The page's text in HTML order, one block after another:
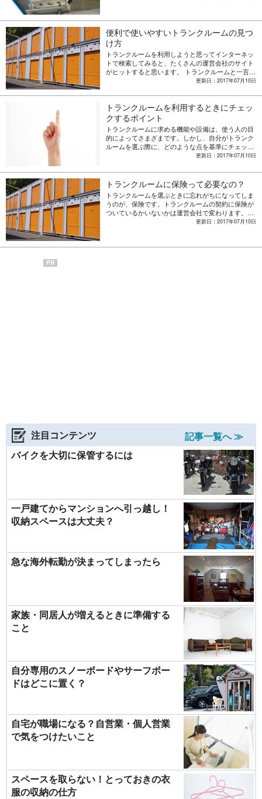
ックポイントを紹介します。
便利で使いやすいトランクルームの見つ
け方
トランクルームを利用しようと思ってインターネッ
トで検索してみると、たくさんの運営会社のサイト
がヒットすると思います。 トランクルームと一言に
いってもさまざまな種類があり、その種類ごとに多
に選択肢が多いと、何を基準に選べばいいのか困っ
てしまうかもしれません。今回はトランクルームの
「使いやすさ」をポイントに、選ぶときのチェック
ポイントを紹介します。
更新日：2017年07月10日
トランクルームを利用するときにチェッ
クするポイント
トランクルームに求める機能や設備は、使う人の目
的によってさまざまです。しかし、自分がトランク
ルームを選ぶ際に、どのような点を基準にチェック
しなければいけないのか知らないと、契約してから
ンクルーム選びに失敗しないためにも、契約する前
にきちんとチェックするようにしましょう。今回
は、トランクルーム利用において基準となるチェッ
クポイントや選び方の紹介をします。
更新日：2017年07月10日
トランクルームに保険って必要なの？
トランクルームを選ぶときに忘れがちになってしま
うのが、保険です。トランクルームの契約に保険が
ついているかいないかは運営会社で変わります。
月々の利用料金やセキュリティ設備ももちろん大切
う。今回はトランクルームの保険について紹介しま
更新日：2017年07月10日
PR
注目コンテンツ
記事一覧へ ≫
バイクを大切に保管するには
一戸建てからマンションへ引っ越し！
収納スペースは大丈夫？
急な海外転勤が決まってしまったら
家族・同居人が増えるときに準備する
こと
自分専用のスノーボードやサーフボー
ドはどこに置く？
自宅が職場になる？自営業・個人営業
で気をつけたいこと
スペースを取らない！とっておきの衣
服の収納の仕方